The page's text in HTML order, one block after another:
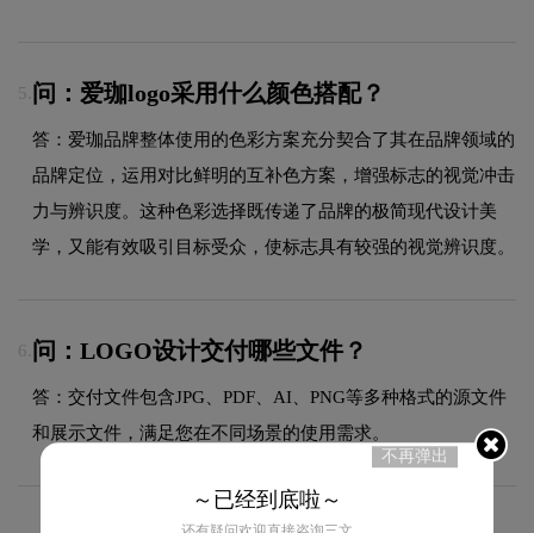
5. 问：爱珈logo采用什么颜色搭配？
答：爱珈品牌整体使用的色彩方案充分契合了其在品牌领域的
品牌定位，运用对比鲜明的互补色方案，增强标志的视觉冲击
力与辨识度。这种色彩选择既传递了品牌的极简现代设计美
学，又能有效吸引目标受众，使标志具有较强的视觉辨识度。
6. 问：LOGO设计交付哪些文件？
答：交付文件包含JPG、PDF、AI、PNG等多种格式的源文件
和展示文件，满足您在不同场景的使用需求。
不再弹出
～已经到底啦～